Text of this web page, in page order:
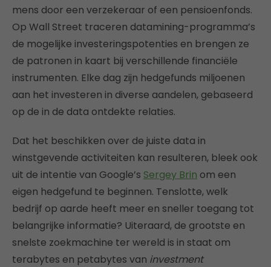
mens door een verzekeraar of een pensioenfonds.
Op Wall Street traceren datamining-programma’s
de mogelijke investeringspotenties en brengen ze
de patronen in kaart bij verschillende financiële
instrumenten. Elke dag zijn hedgefunds miljoenen
aan het investeren in diverse aandelen, gebaseerd
op de in de data ontdekte relaties.
Dat het beschikken over de juiste data in
winstgevende activiteiten kan resulteren, bleek ook
uit de intentie van Google’s Sergey Brin om een
eigen hedgefund te beginnen. Tenslotte, welk
bedrijf op aarde heeft meer en sneller toegang tot
belangrijke informatie? Uiteraard, de grootste en
snelste zoekmachine ter wereld is in staat om
terabytes en petabytes van investment